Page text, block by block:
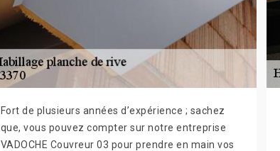
Fort de plusieurs années d’expérience ; sachez
que, vous pouvez compter sur notre entreprise
VADOCHE Couvreur 03 pour prendre en main vos